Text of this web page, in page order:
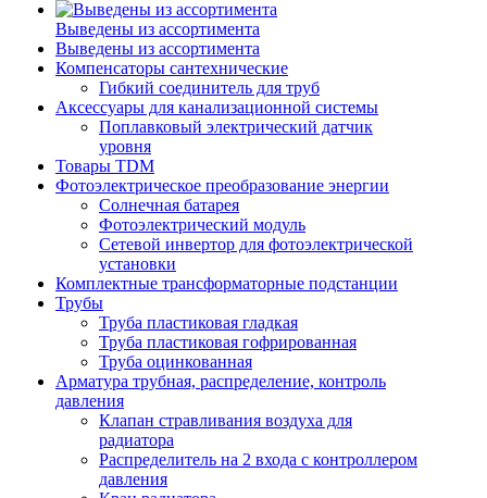
Выведены из ассортимента
Выведены из ассортимента
Компенсаторы сантехнические
Гибкий соединитель для труб
Аксессуары для канализационной системы
Поплавковый электрический датчик
уровня
Товары TDM
Фотоэлектрическое преобразование энергии
Солнечная батарея
Фотоэлектрический модуль
Сетевой инвертор для фотоэлектрической
установки
Комплектные трансформаторные подстанции
Трубы
Труба пластиковая гладкая
Труба пластиковая гофрированная
Труба оцинкованная
Арматура трубная, распределение, контроль
давления
Клапан стравливания воздуха для
радиатора
Распределитель на 2 входа с контроллером
давления